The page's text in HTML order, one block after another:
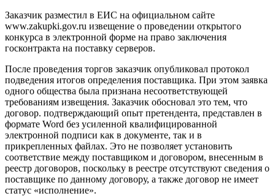
Заказчик разместил в ЕИС на официальном сайте
www.zakupki.gov.ru извещение о проведении открытого
конкурса в электронной форме на право заключения
госконтракта на поставку серверов.
После проведения торгов заказчик опубликовал протокол
подведения итогов определения поставщика. При этом заявка
одного общества была признана несоответствующей
требованиям извещения. Заказчик обосновал это тем, что
договор. подтверждающий опыт претендента, представлен в
формате Word без усиленной квалифицированной
электронной подписи как в документе, так и в
прикрепленных файлах. Это не позволяет установить
соответствие между поставщиком и договором, внесенным в
реестр договоров, поскольку в реестре отсутствуют сведения о
поставщике по данному договору, а также договор не имеет
статус «исполнение».